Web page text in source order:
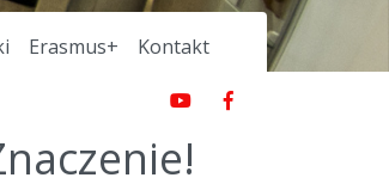
Erasmus+ Kontakt